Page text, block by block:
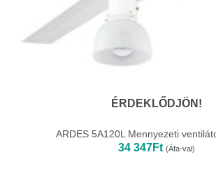
ÉRDEKLŐDJÖN!
ARDES 5A120L Mennyezeti
34 347Ft (Áfa-val)